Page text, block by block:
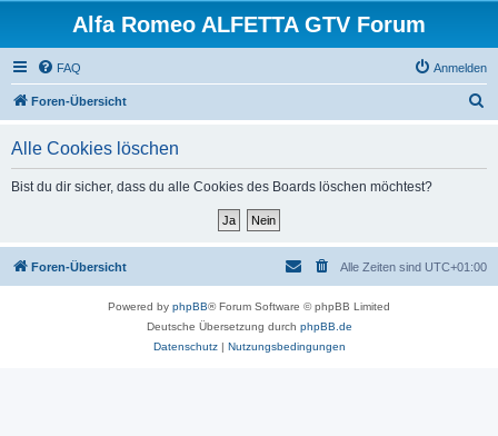
Alfa Romeo ALFETTA GTV Forum
FAQ Anmelden
Foren-Übersicht
Alle Cookies löschen
Bist du dir sicher, dass du alle Cookies des Boards löschen möchtest?
Foren-Übersicht Alle Zeiten sind UTC+01:00
Powered by phpBB® Forum Software © phpBB Limited
Deutsche Übersetzung durch phpBB.de
Datenschutz| Nutzungsbedingungen